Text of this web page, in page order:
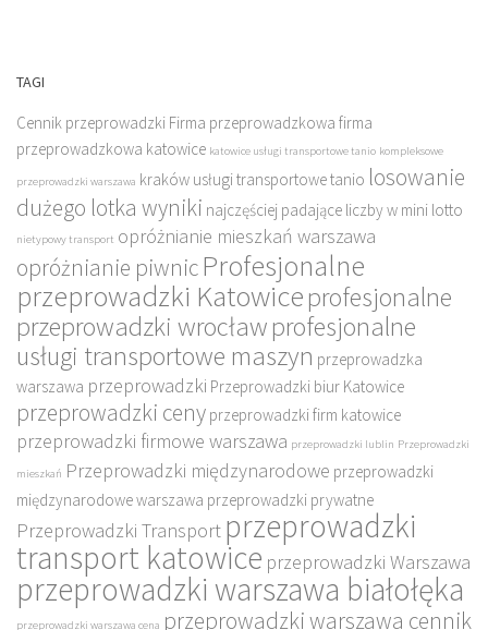
TAGI
Cennik przeprowadzki Firma przeprowadzkowa firma
przeprowadzkowa katowice katowice usługi transportowe tanio kompleksowe
przeprowadzki warszawa kraków usługi transportowe tanio losowanie
dużego lotka wyniki najczęściej padające liczby w mini lotto
nietypowy transport opróżnianie mieszkań warszawa
opróżnianie piwnicProfesjonalne
przeprowadzki Katowiceprofesjonalne
przeprowadzki wrocławprofesjonalne
usługi transportowe maszyn przeprowadzka
warszawa przeprowadzki Przeprowadzki biur Katowice
przeprowadzki ceny przeprowadzki firm katowice
przeprowadzki firmowe warszawa przeprowadzki lublin Przeprowadzki
mieszkań Przeprowadzki międzynarodowe przeprowadzki
międzynarodowe warszawa przeprowadzki prywatne
Przeprowadzki Transport przeprowadzki
transport katowice przeprowadzki Warszawa
przeprowadzki warszawa białołęka
przeprowadzki warszawa cena przeprowadzki warszawa cennik